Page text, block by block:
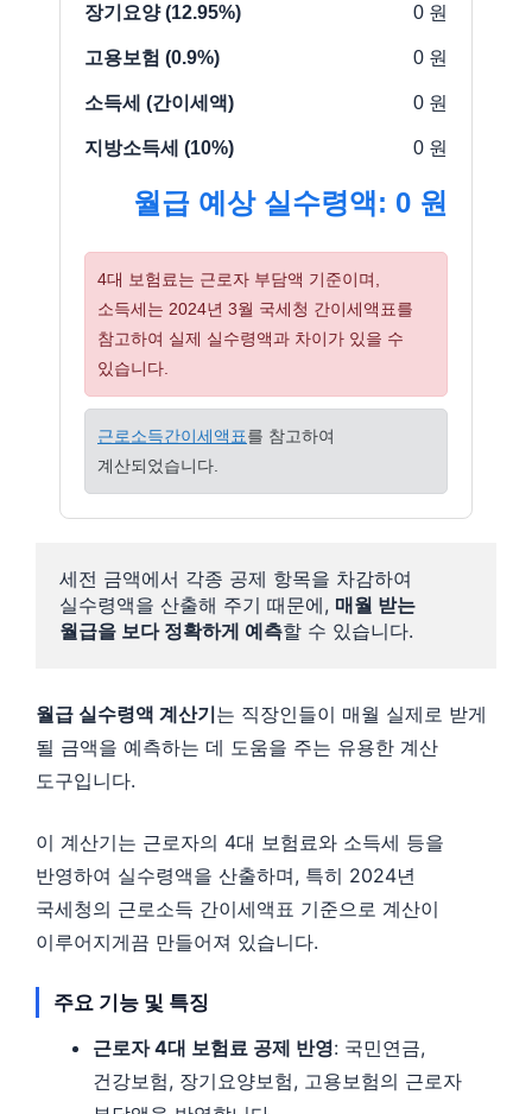
장기요양 (12.95%) 0 원
고용보험 (0.9%) 0 원
소득세 (간이세액) 0 원
지방소득세 (10%) 0 원
월급 예상 실수령액: 0 원
4대 보험료는 근로자 부담액 기준이며,
소득세는 2024년 3월 국세청 간이세액표를
참고하여 실제 실수령액과 차이가 있을 수
있습니다.
근로소득간이세액표를 참고하여
계산되었습니다.
세전 금액에서 각종 공제 항목을 차감하여
실수령액을 산출해 주기 때문에, 매월 받는
월급을 보다 정확하게 예측할 수 있습니다.
월급 실수령액 계산기는 직장인들이 매월 실제로 받게
될 금액을 예측하는 데 도움을 주는 유용한 계산
도구입니다.
이 계산기는 근로자의 4대 보험료와 소득세 등을
반영하여 실수령액을 산출하며, 특히 2024년
국세청의 근로소득 간이세액표 기준으로 계산이
이루어지게끔 만들어져 있습니다.
주요 기능 및 특징
근로자 4대 보험료 공제 반영: 국민연금,
건강보험, 장기요양보험, 고용보험의 근로자